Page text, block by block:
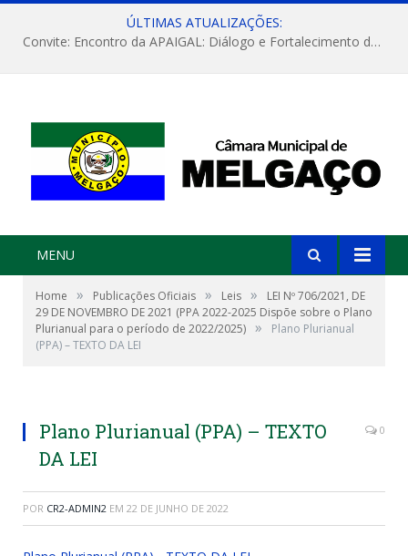
ÚLTIMAS ATUALIZAÇÕES:
Convite: Encontro da APAIGAL: Diálogo e Fortalecimento da Agricultura Familiar
MENU
Home » Publicações Oficiais » Leis »
LEI Nº 706/2021, DE
29 DE NOVEMBRO DE 2021 (PPA 2022-2025 Dispõe sobre o Plano
Plurianual para o período de 2022/2025) »
Plano Plurianual
(PPA) – TEXTO DA LEI
Plano Plurianual (PPA) – TEXTO
DA LEI
0
POR CR2-ADMIN2 EM 22 DE JUNHO DE 2022